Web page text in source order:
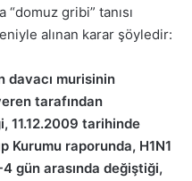
gribi” tanısı
alınan karar şöyledir:
davacı murisinin
tarafından
11.12.2009 tarihinde
Kurumu raporunda, H1N1
gün arasında değiştiği,